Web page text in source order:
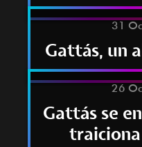
31
Gattás, un
26
Gattás se